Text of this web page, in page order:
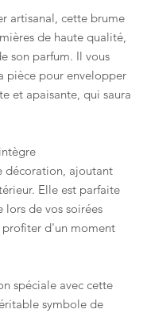
artisanal, cette brume
de haute qualité,
son parfum. Il vous
pièce pour envelopper
et apaisante, qui saura
décoration, ajoutant
Elle est parfaite
lors de vos soirées
d'un moment
spéciale avec cette
symbole de